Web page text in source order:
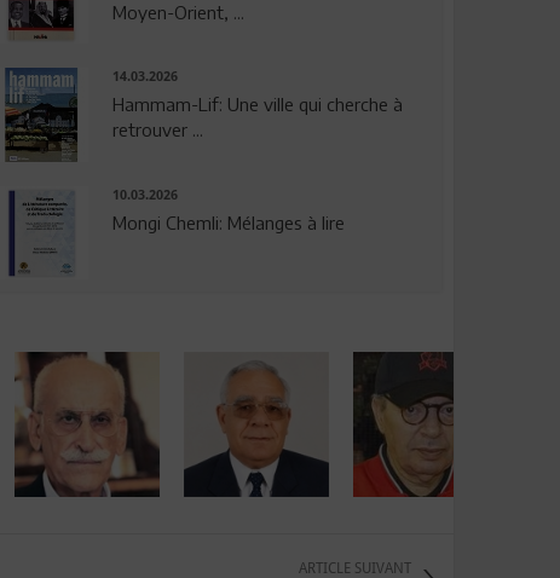
Moyen-Orient, ...
14.03.2026
Hammam-Lif: Une ville qui cherche à
retrouver ...
10.03.2026
Mongi Chemli: Mélanges à lire
ARTICLE SUIVANT